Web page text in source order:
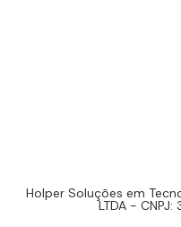
Holper Soluções em
LTDA -